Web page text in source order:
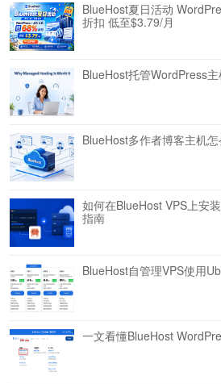
BlueHost夏日活动
折扣 低至$3.79/月
BlueHost托管WordPress
BlueHost多作者博客主机
如何在BlueHost VPS上安
指南
BlueHost自管理VPS使用
一文看懂BlueHost